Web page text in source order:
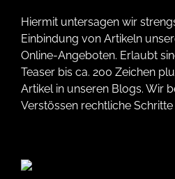
Hiermit untersagen wir
Einbindung von Artikeln
Online-Angeboten. Erlaubt
Teaser bis ca. 200 Zeichen
Artikel in unseren Blogs. Wir
Verstössen rechtliche Schritte